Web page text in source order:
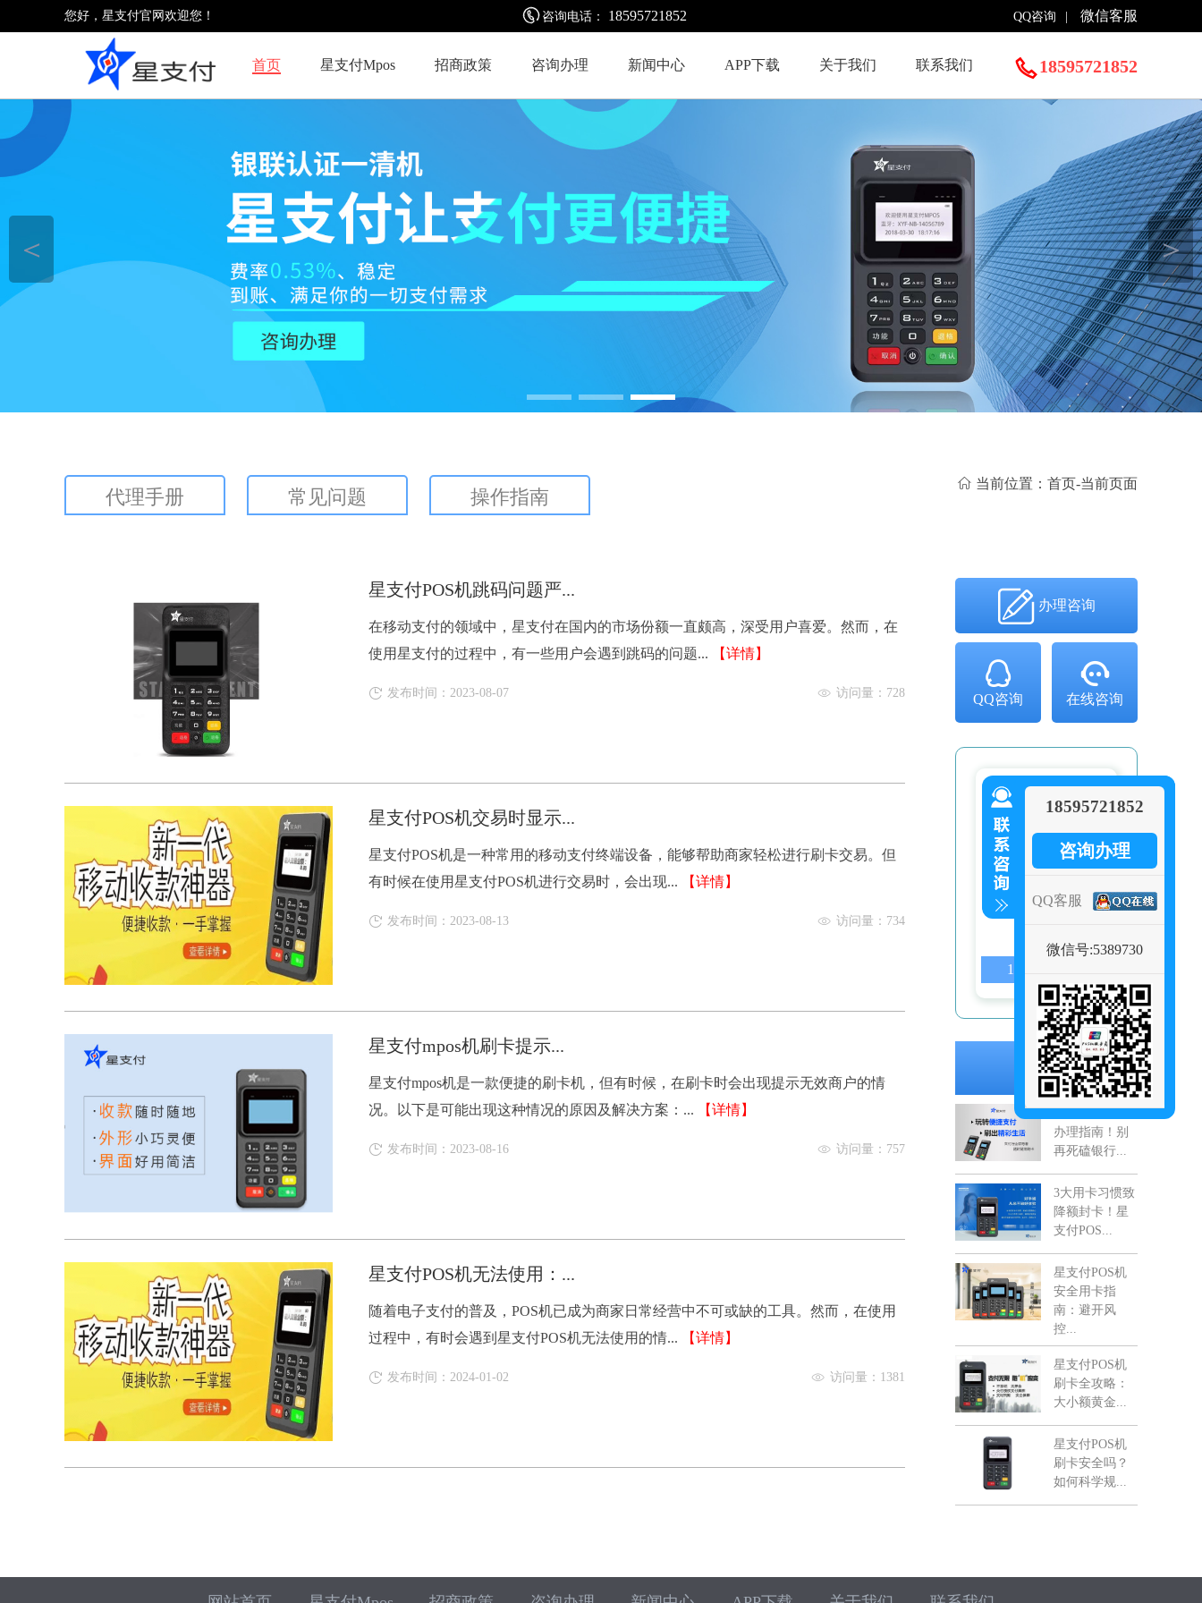
您好，星支付官网欢迎您！ 咨询电话： 18595721852 QQ咨询 微信客服
首页 星支付Mpos 招商政策 咨询办理 新闻中心 APP下载 关于我们 联系我们 18595721852
＜ ＞
代理手册 常见问题 操作指南
当前位置： 首页-当前页面
星支付POS机跳码问题严...
在移动支付的领域中，星支付在国内的市场份额一直颇高，深受用户喜爱。然而，在
使用星支付的过程中，有一些用户会遇到跳码的问题...
【详情】
发布时间：2023-08-07 访问量：728
星支付POS机交易时显示...
星支付POS机是一种常用的移动支付终端设备，能够帮助商家轻松进行刷卡交易。但
有时候在使用星支付POS机进行交易时，会出现...
【详情】
发布时间：2023-08-13 访问量：734
星支付mpos机刷卡提示...
星支付mpos机是一款便捷的刷卡机，但有时候，在刷卡时会出现提示无效商户的情
况。以下是可能出现这种情况的原因及解决方案：...
【详情】
发布时间：2023-08-16 访问量：757
星支付POS机无法使用：...
随着电子支付的普及，POS机已成为商家日常经营中不可或缺的工具。然而，在使用
过程中，有时会遇到星支付POS机无法使用的情...
【详情】
发布时间：2024-01-02 访问量：1381
办理咨询
QQ咨询 在线咨询
星支付微信客服
18595721852
推荐文章
办理指南！别
再死磕银行...
3大用卡习惯致
降额封卡！星
支付POS...
星支付POS机
安全用卡指
南：避开风
控...
星支付POS机
刷卡全攻略：
大小额黄金...
星支付POS机
刷卡安全吗？
如何科学规...
18595721852
咨询办理
QQ客服
微信号:5389730